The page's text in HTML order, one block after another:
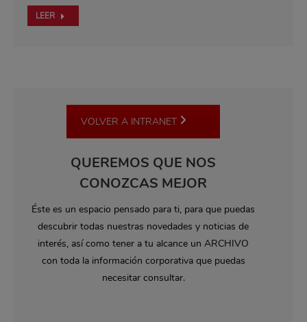
LEER
VOLVER A INTRANET
QUEREMOS QUE NOS
CONOZCAS MEJOR
Éste es un espacio pensado para ti, para que puedas
descubrir todas nuestras novedades y noticias de
interés, así como tener a tu alcance un ARCHIVO
con toda la información corporativa que puedas
necesitar consultar.